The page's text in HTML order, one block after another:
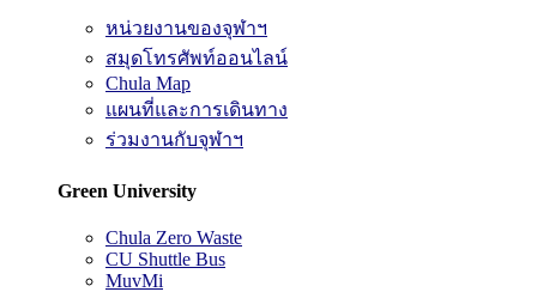
หน่วยงานของจุฬาฯ
สมุดโทรศัพท์ออนไลน์
Chula Map
แผนที่และการเดินทาง
ร่วมงานกับจุฬาฯ
Green University
Chula Zero Waste
CU Shuttle Bus
MuvMi